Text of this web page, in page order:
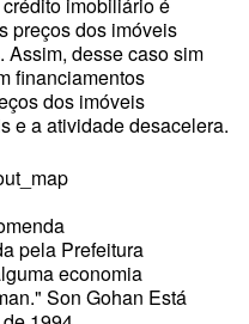
preços dos imóveis
Assim, desse caso sim
financiamentos
dos imóveis
e a atividade desacelera.
pela Prefeitura
economia
Son Gohan Está